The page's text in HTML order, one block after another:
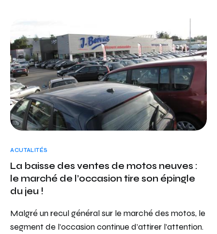
ACUTALITÉS
La baisse des ventes de motos neuves :
le marché de l’occasion tire son épingle
du jeu !
Malgré un recul général sur le marché des motos, le
segment de l’occasion continue d’attirer l’attention.